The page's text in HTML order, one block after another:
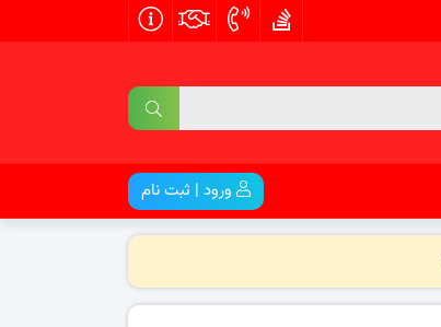
ورود | ثبت نام